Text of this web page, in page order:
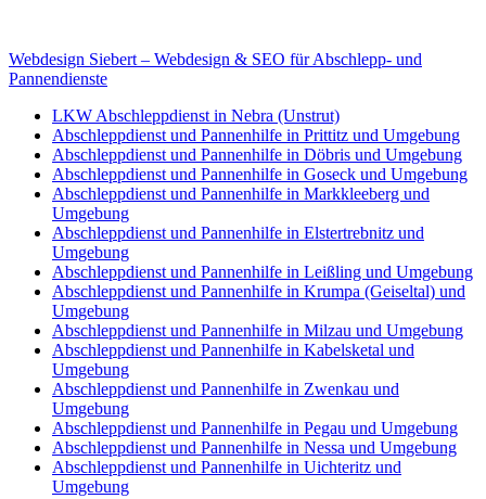
Webdesign Siebert – Webdesign & SEO für Abschlepp- und
Pannendienste
LKW Abschleppdienst in Nebra (Unstrut)
Abschleppdienst und Pannenhilfe in Prittitz und Umgebung
Abschleppdienst und Pannenhilfe in Döbris und Umgebung
Abschleppdienst und Pannenhilfe in Goseck und Umgebung
Abschleppdienst und Pannenhilfe in Markkleeberg und
Umgebung
Abschleppdienst und Pannenhilfe in Elstertrebnitz und
Umgebung
Abschleppdienst und Pannenhilfe in Leißling und Umgebung
Abschleppdienst und Pannenhilfe in Krumpa (Geiseltal) und
Umgebung
Abschleppdienst und Pannenhilfe in Milzau und Umgebung
Abschleppdienst und Pannenhilfe in Kabelsketal und
Umgebung
Abschleppdienst und Pannenhilfe in Zwenkau und
Umgebung
Abschleppdienst und Pannenhilfe in Pegau und Umgebung
Abschleppdienst und Pannenhilfe in Nessa und Umgebung
Abschleppdienst und Pannenhilfe in Uichteritz und
Umgebung